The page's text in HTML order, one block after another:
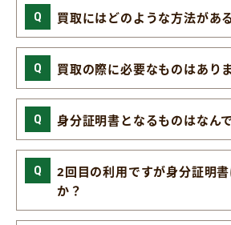
買取にはどのような方法があ
買取の際に必要なものはあり
身分証明書となるものはなん
2回目の利用ですが身分証明
か？